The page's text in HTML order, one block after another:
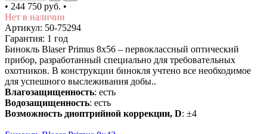
• 244 750 руб. •
Нет в наличии
Артикул: 50-75294
Гарантия: 1 год
Бинокль Blaser Primus 8х56 – первоклассный оптический
прибор, разработанный специально для требовательных
охотников. В конструкции бинокля учтено все необходимое
для успешного выслеживания добы..
Влагозащищенность: есть
Водозащищенность: есть
Возможность диоптрийной коррекции, D: ±4